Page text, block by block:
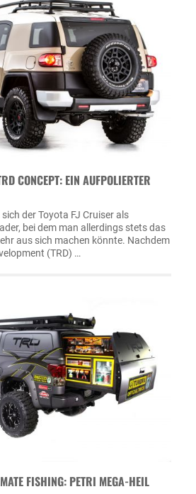
CONCEPT: EIN AUFPOLIERTER
der Toyota FJ Cruiser als
bei dem man allerdings stets das
aus sich machen könnte. Nachdem
(TRD) …
FISHING: PETRI MEGA-HEIL